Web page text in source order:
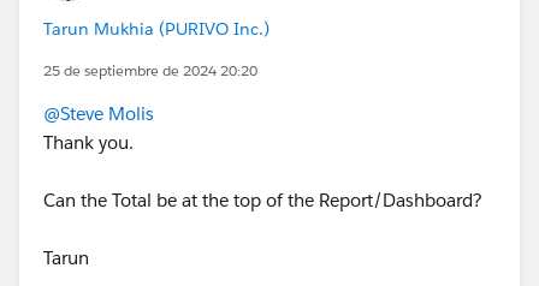
Tarun Mukhia (PURIVO Inc.)
25 de septiembre de 2024 20:20
@Steve Molis
Thank you.
Can the Total be at the top of the Report/Dashboard?
Tarun